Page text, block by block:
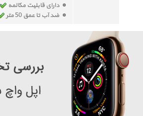
دارای قابلیت مکالمه
ضد آب تا عمق 50 متر